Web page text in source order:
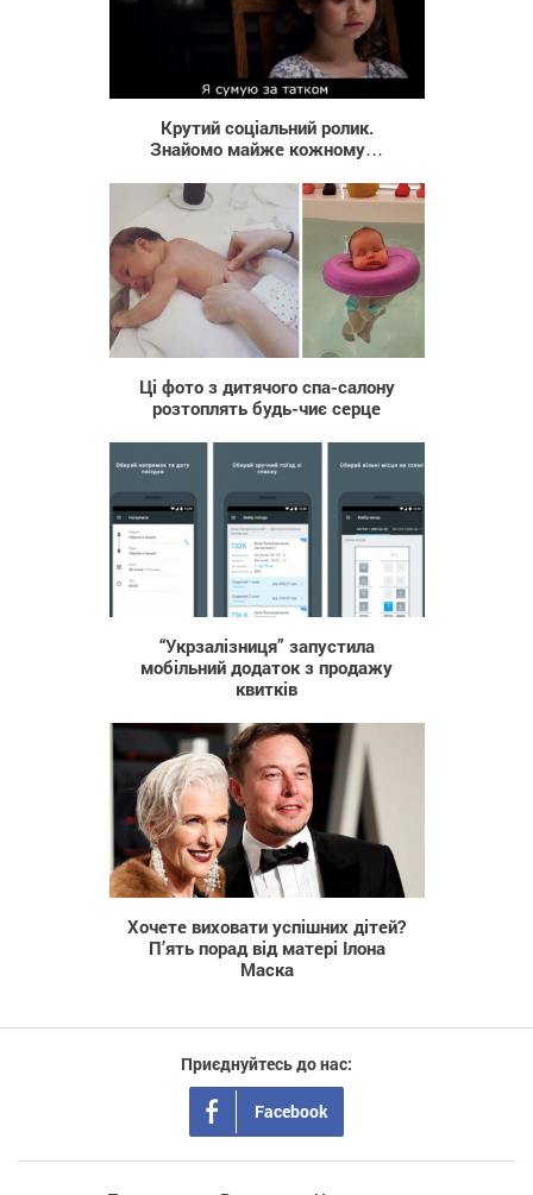
374
Крутий соціальний ролик.
Знайомо майже кожному…
8 222
Ці фото з дитячого спа-салону
розтоплять будь-чиє серце
993
“Укрзалізниця” запустила
мобільний додаток з продажу
квитків
2 213
Хочете виховати успішних дітей?
П’ять порад від матері Ілона
Маска
Приєднуйтесь до нас:
Facebook